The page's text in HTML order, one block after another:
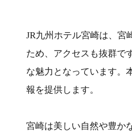
JR九州ホテル宮崎は、宮
ため、アクセスも抜群で
な魅力となっています。
報を提供します。
宮崎は美しい自然や豊か